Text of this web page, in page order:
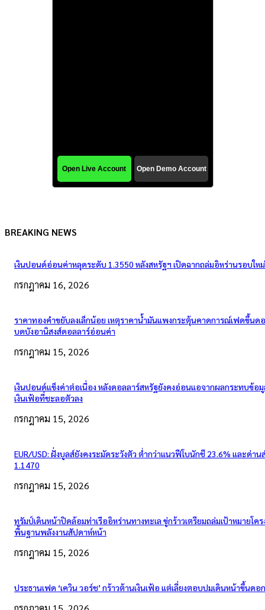
BREAKING NEWS
เงินปอนด์อ่อนค่าหลุดระดับ 1.3550 หลังสหรัฐฯ เปิดฉากถล่มอิหร่านรอบใหม่
กรกฎาคม 16, 2026
ราคาทองคำขยับลงเล็กน้อย เหตุราคาน้ำมันแพงกระตุ้นคาดการณ์เฟดขึ้นด
บดบังอานิสงส์ดอลลาร์อ่อนค่า
กรกฎาคม 15, 2026
เงินปอนด์แข็งค่าต่อเนื่อง หลังดอลลาร์สหรัฐยังคงอ่อนแอจากผลกระทบข้อ
เงินเฟ้อที่ชะลอตัวลง
กรกฎาคม 15, 2026
EUR/USD: ฝั่งบูลส์ยังคงระมัดระวังตัว ต่ำกว่าแนวฟีโบนักชี 23.6% และด่า
1.1470
กรกฎาคม 15, 2026
ทรัมป์เดินหน้าปิดล้อมท่าเรืออิหร่านทางทะเล ขู่กร้าวเตรียมถล่มเป้าหมายโคร
พื้นฐานพลังงานสัปดาห์หน้า
กรกฎาคม 15, 2026
ประธานเฟด ‘เควิน วอร์ช’ กร้าวต้านเงินเฟ้อ แต่เลี่ยงตอบปมเดินหน้าขึ้นดอ